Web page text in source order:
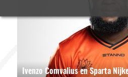
Ivenzo Comvalius en Sparta